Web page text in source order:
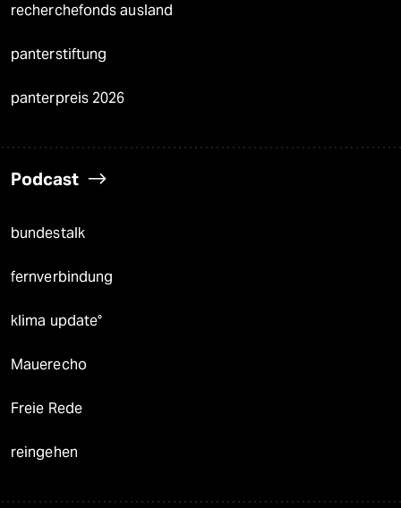
recherchefonds ausland
panterstiftung
panterpreis 2026
Podcast
bundestalk
fernverbindung
klima update°
Mauerecho
Freie Rede
reingehen